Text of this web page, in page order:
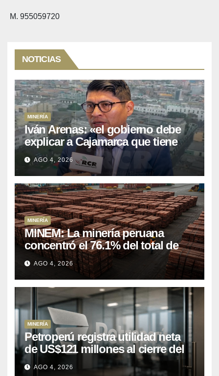
M. 955059720
NOTICIAS
MINERÍA
Iván Arenas: «el gobierno debe
explicar a Cajamarca que tiene
US$ 16 mil millones en proyectos
mineros para salir de la pobreza
AGO 4, 2026
MINERÍA
MINEM: La minería peruana
concentró el 76.1% del total de
las exportaciones nacionales
entre enero y abril de 2026
AGO 4, 2026
MINERÍA
Petroperú registra utilidad neta
de US$121 millones al cierre del
primer semestre 2026
AGO 4, 2026